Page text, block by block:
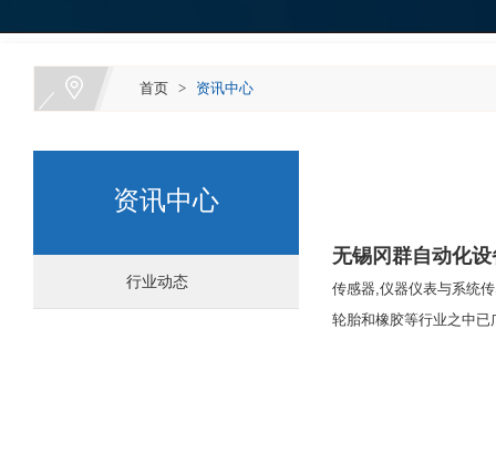
首页 > 资讯中心
资讯中心
行业动态
无锡冈群自动化
传感器,仪器仪表与系统
轮胎和橡胶等行业之中已